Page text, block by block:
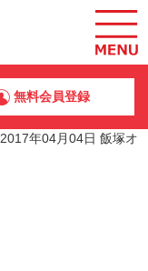
無料会員登録
2017年04月04日 飯塚オ